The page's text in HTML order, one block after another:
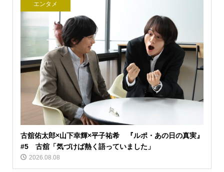
エンタメ
古舘佑太郎×山下幸輝×平子祐希 『ルポ・あの日の真実』
#5 古舘「気づけば熱く語っていました」
2026.08.08